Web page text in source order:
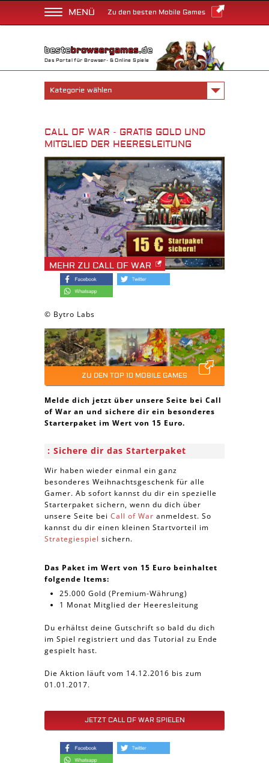
MENÜ Zu den besten Mobile Games
Das Portal für Browser- & Online Spiele
Kategorie wählen
CALL OF WAR - GRATIS GOLD UND
MITGLIED DER HEERESLEITUNG
MEHR ZU CALL OF WAR
© Bytro Labs
ZU DEN TOP 10 MOBILE GAMES
Melde dich jetzt über unsere Seite bei Call
of War an und sichere dir ein besonderes
Starterpaket im Wert von 15 Euro.
Sichere dir das Starterpaket
Wir haben wieder einmal ein ganz
besonderes Weihnachtsgeschenk für alle
Gamer. Ab sofort kannst du dir ein spezielle
Starterpaket sichern, wenn du dich über
unsere Seite bei Call of War anmeldest. So
kannst du dir einen kleinen Startvorteil im
Strategiespiel sichern.
Das Paket im Wert von 15 Euro beinhaltet
folgende Items:
25.000 Gold (Premium-Währung)
1 Monat Mitglied der Heeresleitung
Du erhältst deine Gutschrift so bald du dich
im Spiel registriert und das Tutorial zu Ende
gespielt hast.
Die Aktion läuft vom 14.12.2016 bis zum
01.01.2017.
JETZT CALL OF WAR SPIELEN